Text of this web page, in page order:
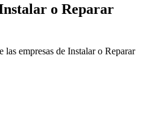
o Reparar
las empresas de Instalar o Reparar